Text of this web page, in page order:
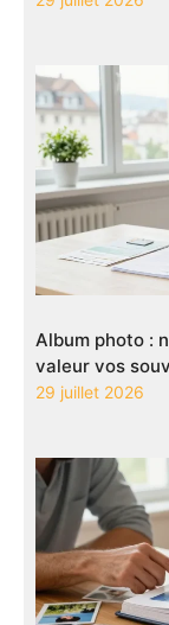
Album photo :
valeur vos
29 juillet 2026